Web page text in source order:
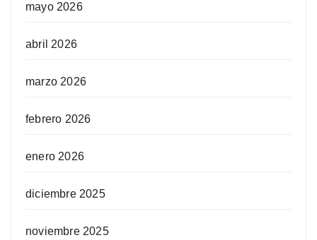
mayo 2026
abril 2026
marzo 2026
febrero 2026
enero 2026
diciembre 2025
noviembre 2025